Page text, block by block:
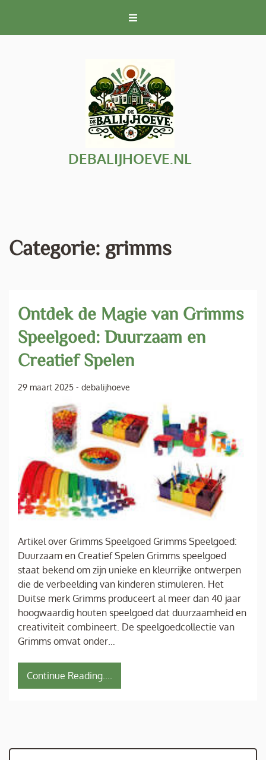
inhoud
DEBALIJHOEVE.NL
Categorie: grimms
Ontdek de Magie van Grimms
Speelgoed: Duurzaam en
Creatief Spelen
29 maart 2025 - debalijhoeve
Artikel over Grimms Speelgoed Grimms Speelgoed:
Duurzaam en Creatief Spelen Grimms speelgoed
staat bekend om zijn unieke en kleurrijke ontwerpen
die de verbeelding van kinderen stimuleren. Het
Duitse merk Grimms produceert al meer dan 40 jaar
hoogwaardig houten speelgoed dat duurzaamheid en
creativiteit combineert. De speelgoedcollectie van
Grimms omvat onder…
Continue Reading....